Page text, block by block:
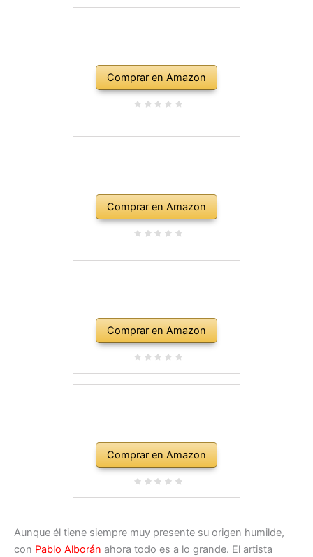
Comprar en Amazon
Comprar en Amazon
Comprar en Amazon
Comprar en Amazon
Aunque él tiene siempre muy presente su origen humilde,
con Pablo Alborán ahora todo es a lo grande. El artista